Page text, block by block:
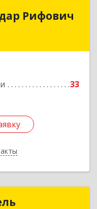
Рифович
33
Рифович
Респ, Дюртюли г,
Марсель